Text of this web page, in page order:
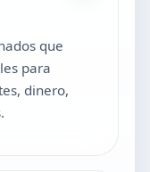
que
para
dinero,